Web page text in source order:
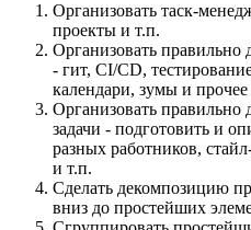
Организовать таск-
проекты и т.п.
Организовать
- гит, CI/CD,
календари, зумы и прочее
Организовать
задачи - подготовить и
разных работников,
и т.п.
Сделать декомпозицию
вниз до простейших